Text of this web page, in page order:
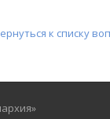
к списку